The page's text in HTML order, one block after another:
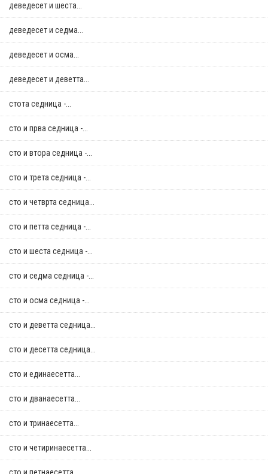
деведесет и шеста...
деведесет и седма...
деведесет и осма...
деведесет и деветта...
стотa седница -...
сто и прва седница -...
сто и втора седница -...
сто и трета седница -...
сто и четврта седница...
сто и петта седница -...
сто и шеста седница -...
сто и седма седница -...
сто и осма седница -...
сто и деветта седница...
сто и десетта седница...
сто и единаесетта...
сто и дванаесетта...
сто и тринаесетта...
сто и четиринаесетта...